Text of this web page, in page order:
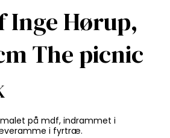
Inge Hørup,
The picnic
malet på mdf, indrammet i
i fyrtræ.